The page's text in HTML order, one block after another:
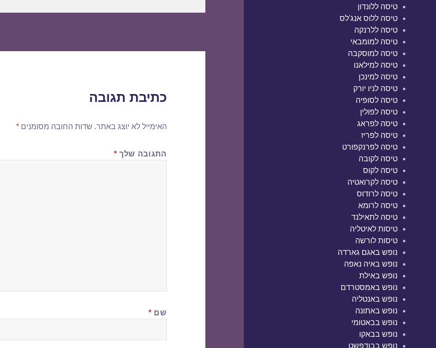
טיסה ללונדון
טיסה ללוס אנג'לס
טיסה ללרנקה
טיסה למומבאי
טיסה למוסקבה
טיסה למילאנו
טיסה למינכן
טיסה לניו יורק
טיסה לסופיה
טיסה לפולין
טיסה לפראג
טיסה לפריז
טיסה לפרנקפורט
טיסה לקובה
טיסה לקוס
טיסה לקרואטיה
טיסה לרודוס
טיסה לרומא
טיסה לתאילנד
טיסות לאיטליה
טיסות לורשה
נופש באגם גארדה
נופש באיה נאפה
נופש באילת
נופש באמסטרדם
נופש באנטליה
נופש באתונה
נופש בבאטומי
נופש בבאקו
נופש בבודפשט
כתיבת תגובה
האימייל לא יוצג באתר. שדות החובה מסומנים*
התגובה שלך *
שם *